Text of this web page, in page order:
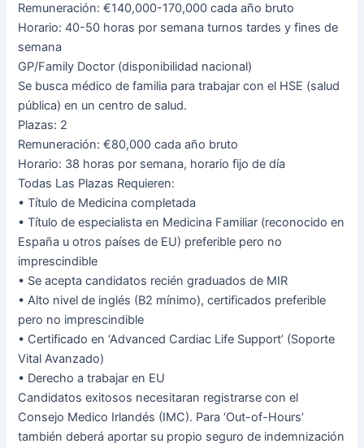
Remuneración: €140,000-170,000 cada año bruto
Horario: 40-50 horas por semana turnos tardes y fines de
semana
GP/Family Doctor (disponibilidad nacional)
Se busca médico de familia para trabajar con el HSE (salud
pública) en un centro de salud.
Plazas: 2
Remuneración: €80,000 cada año bruto
Horario: 38 horas por semana, horario fijo de día
Todas Las Plazas Requieren:
• Título de Medicina completada
• Título de especialista en Medicina Familiar (reconocido en
España u otros países de EU) preferible pero no
imprescindible
• Se acepta candidatos recién graduados de MIR
• Alto nivel de inglés (B2 mínimo), certificados preferible
pero no imprescindible
• Certificado en ‘Advanced Cardiac Life Support’ (Soporte
Vital Avanzado)
• Derecho a trabajar en EU
Candidatos exitosos necesitaran registrarse con el
Consejo Medico Irlandés (IMC). Para ‘Out-of-Hours’
también deberá aportar su propio seguro de indemnización